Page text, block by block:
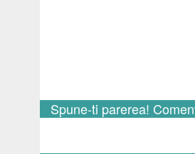
Spune-ti parerea!